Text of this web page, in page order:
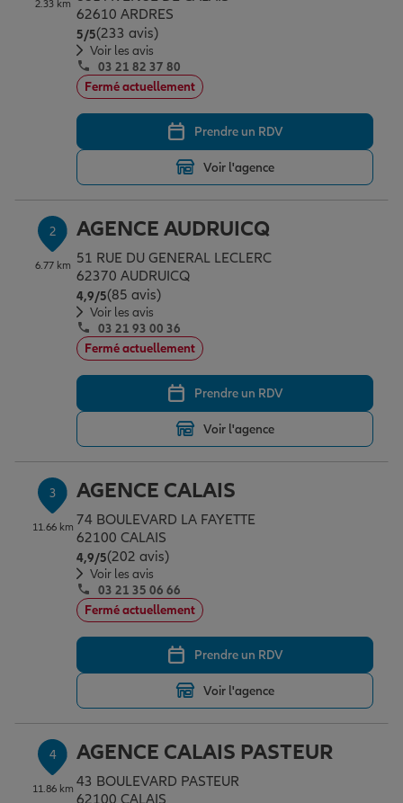
Assurance emprunteur
Prévoyance et dépendance
Assurance animal de compagnie
Protection de la famille
Protection juridique
Épargne & retraite
Plan épargne retraite
Assurance vie
Placements financiers
Investissements immobiliers
Transmission
Vos projets
Partir en vacances
Déménager
Changer de voiture
Départ à la retraite
Conseil assurance
Outre-mer
Assurance auto
Assurance habitation
Garantie des accidents de la vie
Assurance scolaire
Protection juridique
Tous nos devis d'assurance
Professionnels
Allianz en France
2.33 km
62610 ARDRES
5/5Note de 5 sur 5
(233 avis)
Voir les avis
03 21 82 37 80
Fermé actuellement
Prendre un RDV
Voir l'agence
2
6.77 km
AGENCE AUDRUICQ
51 RUE DU GENERAL LECLERC
62370 AUDRUICQ
4,9/5Note de 4.9 sur 5
(85 avis)
Voir les avis
03 21 93 00 36
Fermé actuellement
Prendre un RDV
Voir l'agence
3
11.66 km
AGENCE CALAIS
74 BOULEVARD LA FAYETTE
62100 CALAIS
4,9/5Note de 4.9 sur 5
(202 avis)
Voir les avis
03 21 35 06 66
Fermé actuellement
Prendre un RDV
Voir l'agence
4
11.86 km
AGENCE CALAIS PASTEUR
43 BOULEVARD PASTEUR
62100 CALAIS